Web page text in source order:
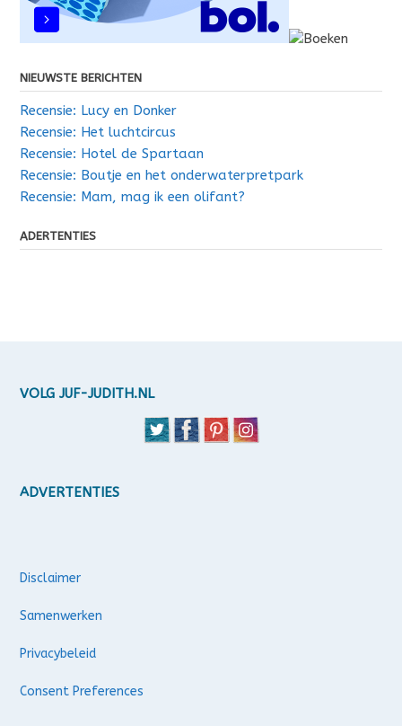
NIEUWSTE BERICHTEN
Recensie: Lucy en Donker
Recensie: Het luchtcircus
Recensie: Hotel de Spartaan
Recensie: Boutje en het onderwaterpretpark
Recensie: Mam, mag ik een olifant?
ADERTENTIES
VOLG JUF-JUDITH.NL
ADVERTENTIES
Disclaimer
Samenwerken
Privacybeleid
Consent Preferences